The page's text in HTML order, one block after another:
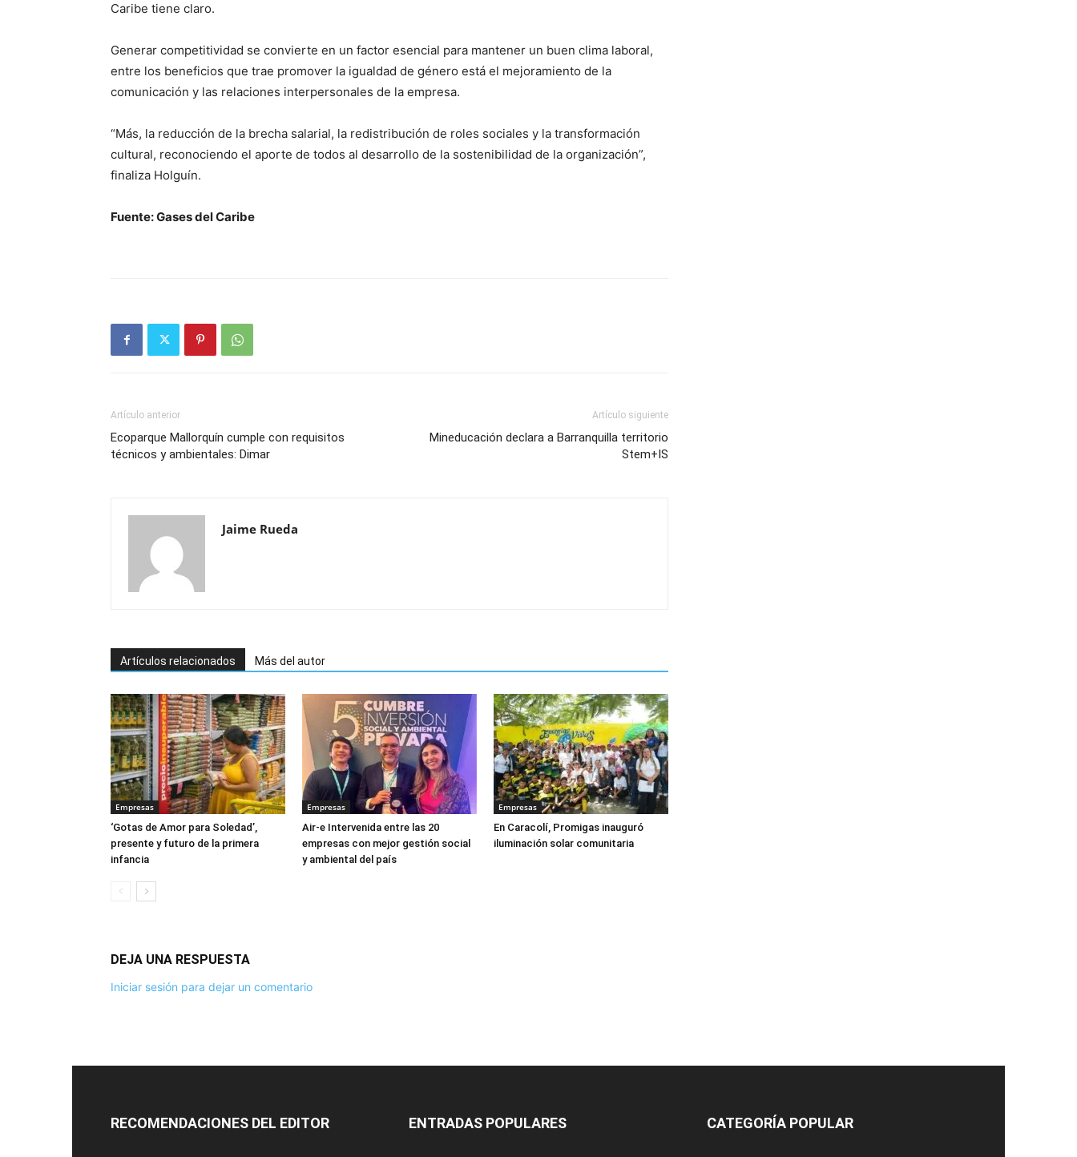
Caribe tiene claro.
Generar competitividad se convierte en un factor esencial para mantener un buen clima laboral,
entre los beneficios que trae promover la igualdad de género está el mejoramiento de la
comunicación y las relaciones interpersonales de la empresa.
“Más, la reducción de la brecha salarial, la redistribución de roles sociales y la transformación
cultural, reconociendo el aporte de todos al desarrollo de la sostenibilidad de la organización”,
finaliza Holguín.
Fuente: Gases del Caribe
Artículo anterior
Ecoparque Mallorquín cumple con requisitos
técnicos y ambientales: Dimar
Artículo siguiente
Mineducación declara a Barranquilla territorio
Stem+IS
Jaime Rueda
Artículos relacionados Más del autor
Empresas
‘Gotas de Amor para Soledad’,
presente y futuro de la primera
infancia
Empresas
Air-e Intervenida entre las 20
empresas con mejor gestión social
y ambiental del país
Empresas
En Caracolí, Promigas inauguró
iluminación solar comunitaria
DEJA UNA RESPUESTA
Iniciar sesión para dejar un comentario
RECOMENDACIONES DEL EDITOR ENTRADAS POPULARES CATEGORÍA POPULAR